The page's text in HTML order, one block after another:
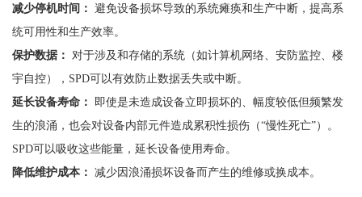
减少停机时间： 避免设备损坏导致的系统瘫痪和生产中断，提高系
统可用性和生产效率。
保护数据：
对于涉及和存储的系统（如计算机网络、安防监控、楼
宇自控）， SPD可以有效防止数据丢失或中断。
延长设备寿命：
即使是未造成设备立即损坏的、幅度较低但频繁发
生的浪涌，也会对设备内部元件造成累积性损伤（“慢性死亡”）。
SPD可以吸收这些能量，延长设备使用寿命。
降低维护成本： 减少因浪涌损坏设备而产生的维修或换成本。